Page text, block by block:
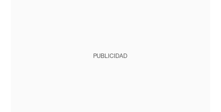
PUBLICIDAD